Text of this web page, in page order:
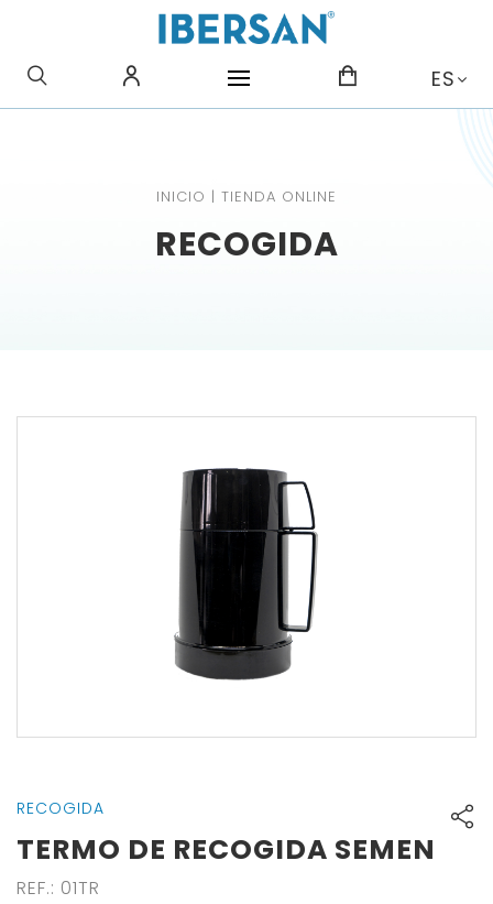
ES
INICIO | TIENDA ONLINE
RECOGIDA
RECOGIDA
TERMO DE RECOGIDA SEMEN
REF.: 01TR
¿QUE BUSCAS?